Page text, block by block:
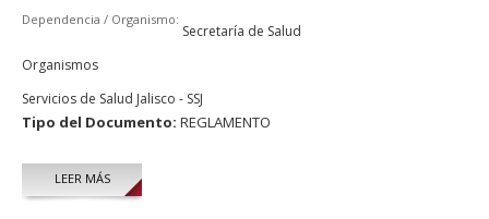
Dependencia / Organismo:
Secretaría de Salud
Organismos
Servicios de Salud Jalisco - SSJ
Tipo del Documento: REGLAMENTO
LEER MÁS